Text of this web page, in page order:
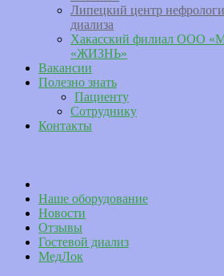
Липецкий центр
диализа
Хакасский филиал ООО
«ЖИЗНЬ»
Вакансии
Полезно знать
Пациенту
Сотруднику
Контакты
Наше оборудование
Новости
Отзывы
Гостевой диализ
МедЛок